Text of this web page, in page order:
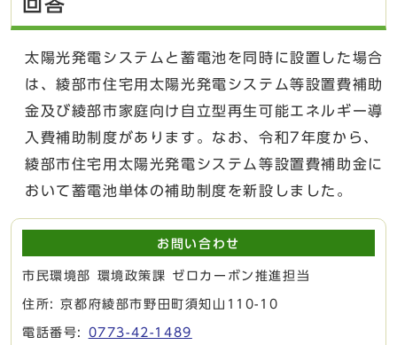
太陽光発電システムと蓄電池を同時に設置した場合
は、綾部市住宅用太陽光発電システム等設置費補助
金及び綾部市家庭向け自立型再生可能エネルギー導
入費補助制度があります。なお、令和7年度から、
綾部市住宅用太陽光発電システム等設置費補助金に
おいて蓄電池単体の補助制度を新設しました。
お問い合わせ
市民環境部 環境政策課 ゼロカーボン推進担当
住所: 京都府綾部市野田町須知山110-10
電話番号: 0773-42-1489